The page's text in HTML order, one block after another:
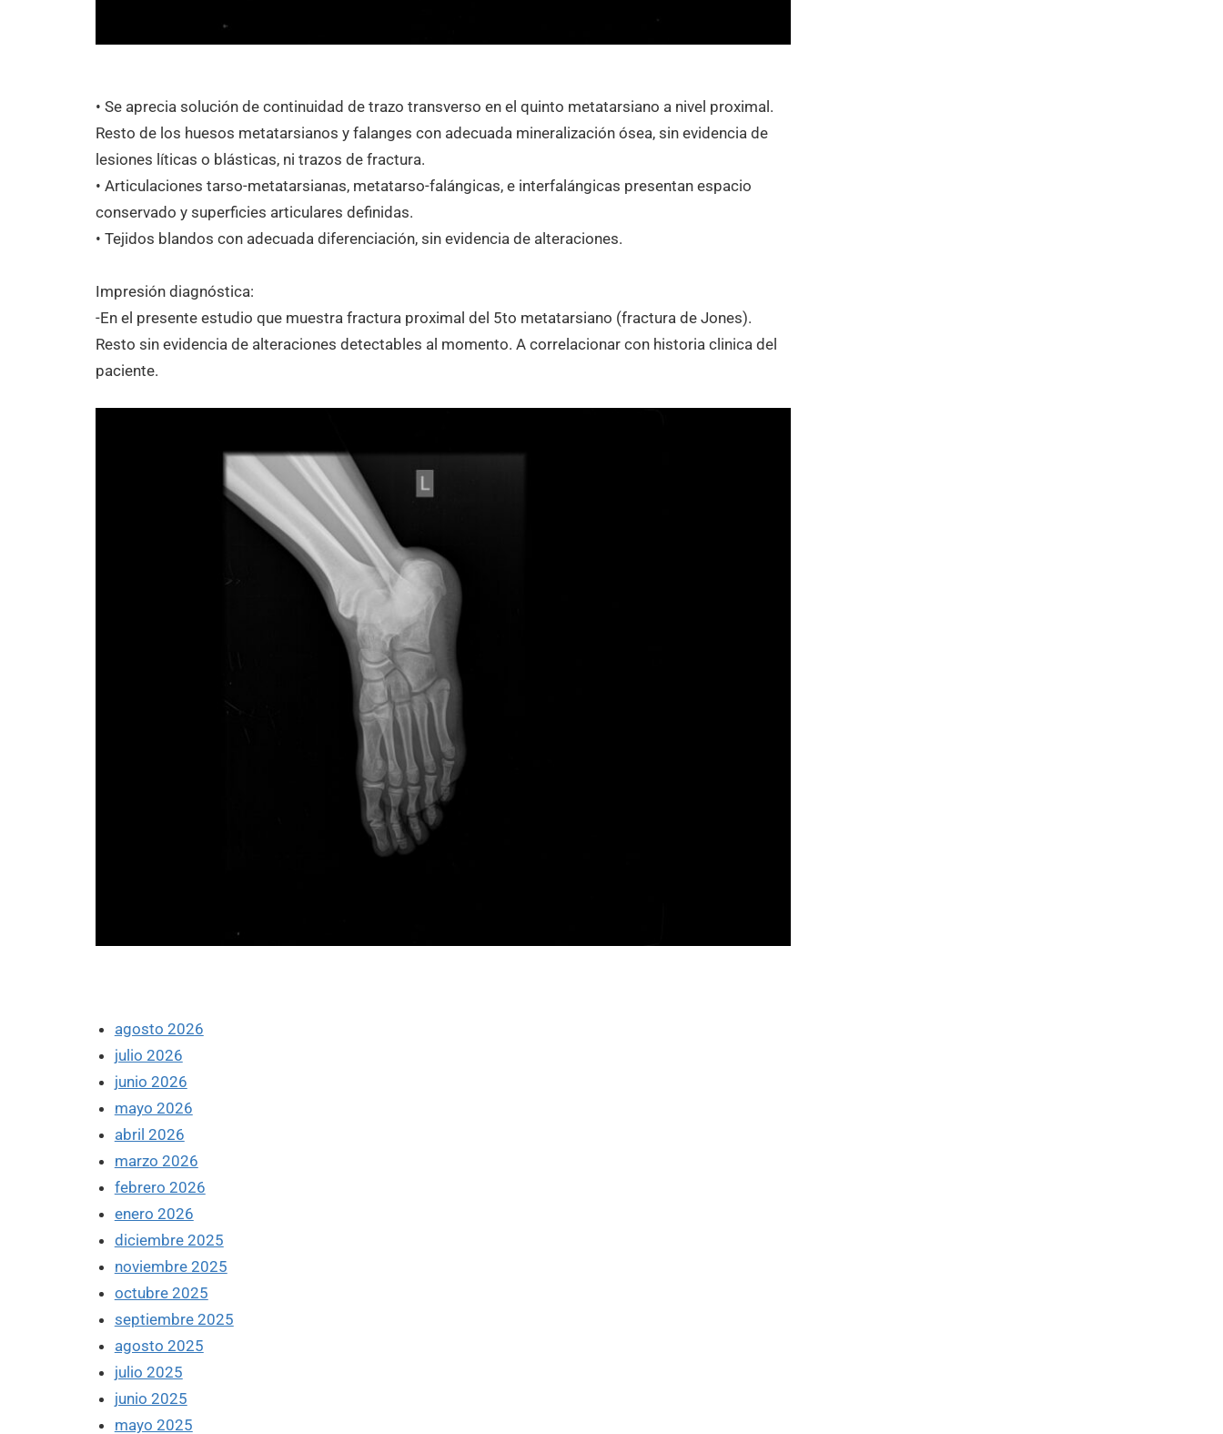
• Se aprecia solución de continuidad de trazo transverso en el quinto metatarsiano a nivel proximal.
Resto de los huesos metatarsianos y falanges con adecuada mineralización ósea, sin evidencia de
lesiones líticas o blásticas, ni trazos de fractura.
• Articulaciones tarso-metatarsianas, metatarso-falángicas, e interfalángicas presentan espacio
conservado y superficies articulares definidas.
• Tejidos blandos con adecuada diferenciación, sin evidencia de alteraciones.
Impresión diagnóstica:
-En el presente estudio que muestra fractura proximal del 5to metatarsiano (fractura de Jones).
Resto sin evidencia de alteraciones detectables al momento. A correlacionar con historia clinica del
paciente.
agosto 2026
julio 2026
junio 2026
mayo 2026
abril 2026
marzo 2026
febrero 2026
enero 2026
diciembre 2025
noviembre 2025
octubre 2025
septiembre 2025
agosto 2025
julio 2025
junio 2025
mayo 2025